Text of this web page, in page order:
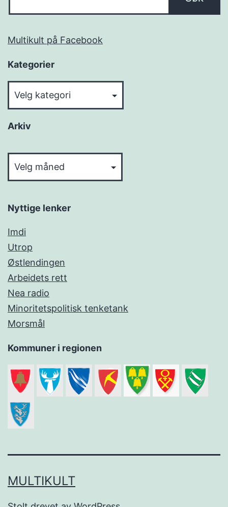
Multikult på Facebook
Kategorier
Arkiv
Nyttige lenker
Imdi
Utrop
Østlendingen
Arbeidets rett
Nea radio
Minoritetspolitisk tenketank
Morsmål
Kommuner i regionen
MULTIKULT